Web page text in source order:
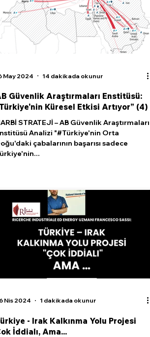
Güvenlik Araştırmaları Enstitüsü:
Küresel Etkisi Artıyor” (4)
STRATEJİ – AB Güvenlik Araştırmaları
Analizi "#Türkiye'nin Orta
çabalarının başarısı sadece
May 2024 14 dakikada okunur
- Irak Kalkınma Yolu Projesi
İddialı, Ama...
Nis 2024 1 dakikada okunur